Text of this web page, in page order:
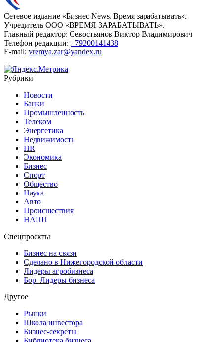
Сетевое издание «Бизнес News. Время зарабатывать».
Учредитель ООО «ВРЕМЯ ЗАРАБАТЫВАТЬ».
Главный редактор: Севостьянов Виктор Владимирович
Телефон редакции: +79200141438
E-mail: vremya.zar@yandex.ru
Рубрики
Новости
Банки
Промышленность
Телеком
Энергетика
Недвижимость
HR
Экономика
Бизнес
Спорт
Общество
Наука
Авто
Происшествия
НАПП
Спецпроекты
Бизнес на связи
Сделано в Нижегородской области
Лидеры агробизнеса
Бор. Лидеры бизнеса
Другое
Рынки
Школа инвестора
Бизнес-секреты
Библиотека бизнеса